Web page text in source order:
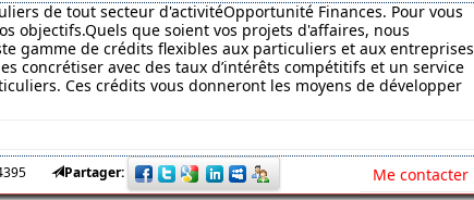
de tout secteur d'activitéOpportunité Finances. Pour vous
objectifs.Quels que soient vos projets d'affaires, nous
gamme de crédits flexibles aux particuliers et aux entreprises
concrétiser avec des taux d’intérêts compétitifs et un service
Ces crédits vous donneront les moyens de développer
Partager: Me contacter